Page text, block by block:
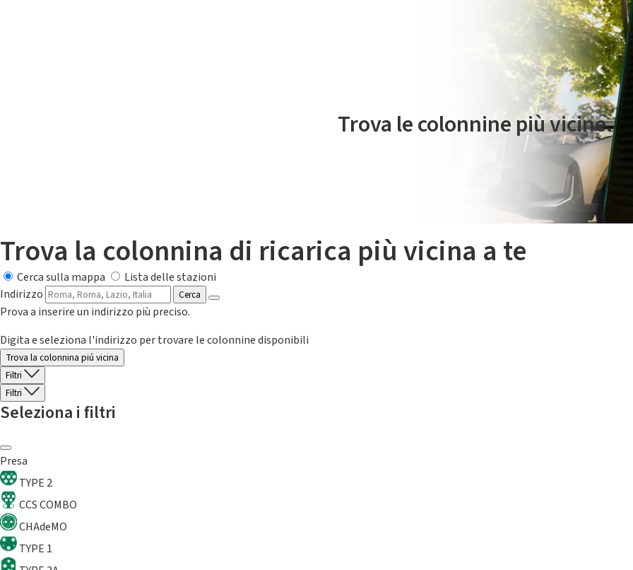
Il servizio di mobilità elettrica è gestito da Plenitude On The Road
Trova le colonnine più vicine.
Trova la colonnina di ricarica più vicina a te
Cerca sulla mappa
Lista delle stazioni
Indirizzo
Cerca
Prova a inserire un indirizzo più preciso.
Digita e seleziona l'indirizzo per trovare le colonnine disponibili
Trova la colonnina piú vicina
Filtri
Filtri
Seleziona i filtri
Presa
TYPE 2
CCS COMBO
CHAdeMO
TYPE 1